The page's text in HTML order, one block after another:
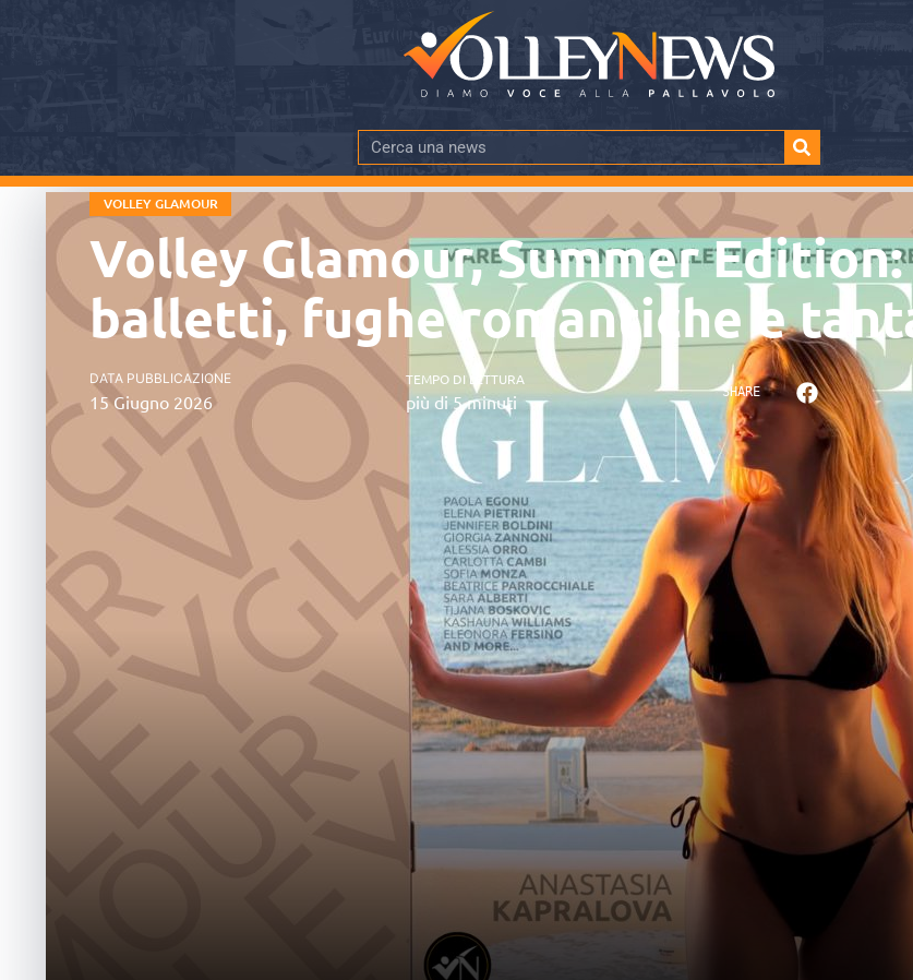
VOLLEY GLAMOUR
Volley Glamour, Summer
balletti, fughe romantiche e
DATA PUBBLICAZIONE
15 Giugno 2026
TEMPO DI LETTURA
più di 5 minuti SHARE